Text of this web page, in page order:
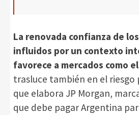
La renovada confianza de
influidos por un contexto
favorece a mercados como
trasluce también en el riesgo
que elabora JP Morgan,
que debe pagar Argentina